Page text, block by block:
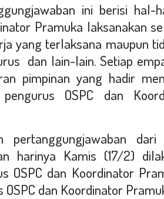
ini berisi
Pramuka laksanakan
yang terlaksana maupun
dan lain-lain. Setiap
pimpinan yang hadir
OSPC dan
pertanggungjawaban
harinya Kamis (17/2)
OSPC dan Koordinator
OSPC dan Koordinator